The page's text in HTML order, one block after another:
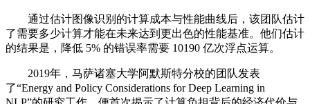
通过估计图像识别的计算成本与性能曲线后，该团队估计
了需要多少计算才能在未来达到更出色的性能基准。他们估计
的结果是，降低 5% 的错误率需要 10190 亿次浮点运算。
2019年，马萨诸塞大学阿默斯特分校的团队发表
了“Energy and Policy Considerations for Deep Learning in